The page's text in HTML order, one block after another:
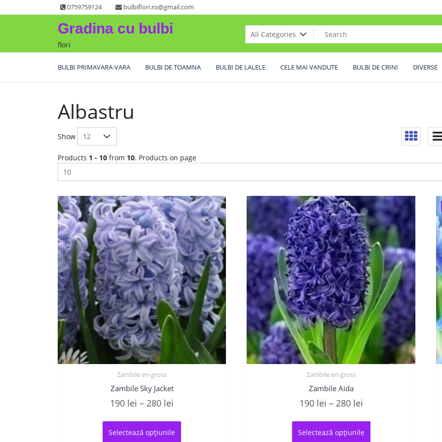
to
0759759124 bulbiflori.ro@gmail.com
Gradina cu bulbi
flori
BULBI PRIMAVARA-VARA BULBI DE TOAMNA BULBI DE LALELE CELE MAI VANDUTE BULBI DE CRINI DIVERSE
Albastru
Show
Products 1 - 10 from 10. Products on page
Zambile en-gross
Zambile Sky Jacket
190 lei – 280 lei
prețuri:
Selectează opțiunile
Acest
Zambile en-gross
Zambile Aida
190 lei – 280 lei
prețuri:
Selectează opțiunile
Acest